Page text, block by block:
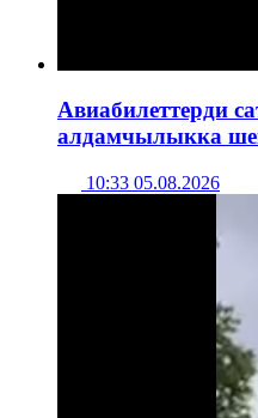
Авиабилеттерди
алдамчылыкка
10:33 05.08.2026